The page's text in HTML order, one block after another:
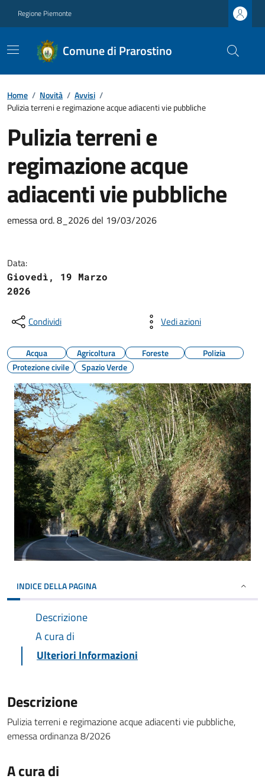
Regione Piemonte
Comune di Prarostino
Home / Novità / Avvisi /
Pulizia terreni e regimazione acque adiacenti vie pubbliche
Pulizia terreni e
regimazione acque
adiacenti vie pubbliche
emessa ord. 8_2026 del 19/03/2026
Data:
Giovedì, 19 Marzo
2026
Condividi Vedi azioni
Acqua Agricoltura Foreste
Polizia
Protezione civile
Spazio Verde
INDICE DELLA PAGINA
Descrizione
A cura di
Ulteriori Informazioni
Descrizione
Pulizia terreni e regimazione acque adiacenti vie pubbliche,
emessa ordinanza 8/2026
A cura di